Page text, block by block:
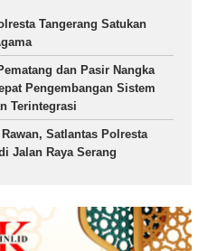
Tangerang Satukan
dan Pasir Nangka
Pengembangan Sistem
Terintegrasi
Satlantas Polresta
Jalan Raya Serang